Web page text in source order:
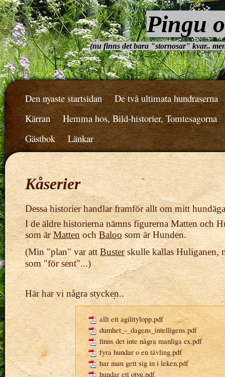
Pingu
(nu finns det bara "stornosar" kvar..
Den nyaste startsidan
De två ultimata hundraserna
Kärran
Hemma hos, Bild-historier, Tomtesagorna
Gästbok
Länkar
Kåserier
Dessa historier handlar framför allt om mitt
I de äldre historierna nämns figurerna Matten och
som ärMattenoch Baloo som är Hunden.
(Min "plan" var attBusterskulle kallas Huliganen,
som "för sent"...)
Här har vi några stycken..
allt ett agilitylopp.pdf
dumhet_-_dagens_intelligens.pdf
finns det inte några manliga ex.pdf
fyra hundar o en tävling.pdf
har man gett sig in i leken.pdf
hundar ett otyg.pdf